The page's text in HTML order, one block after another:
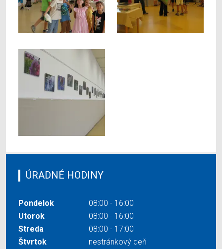
ÚRADNÉ HODINY
Pondelok
08:00 - 16:00
Utorok
08:00 - 16:00
Streda
08:00 - 17:00
Štvrtok
nestránkový deň